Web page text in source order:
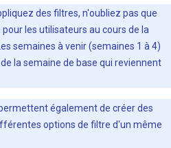
des filtres, n'oubliez pas que
les utilisateurs au cours de la
semaines à venir (semaines 1 à 4)
la semaine de base qui reviennent
également de créer des
options de filtre d'un même